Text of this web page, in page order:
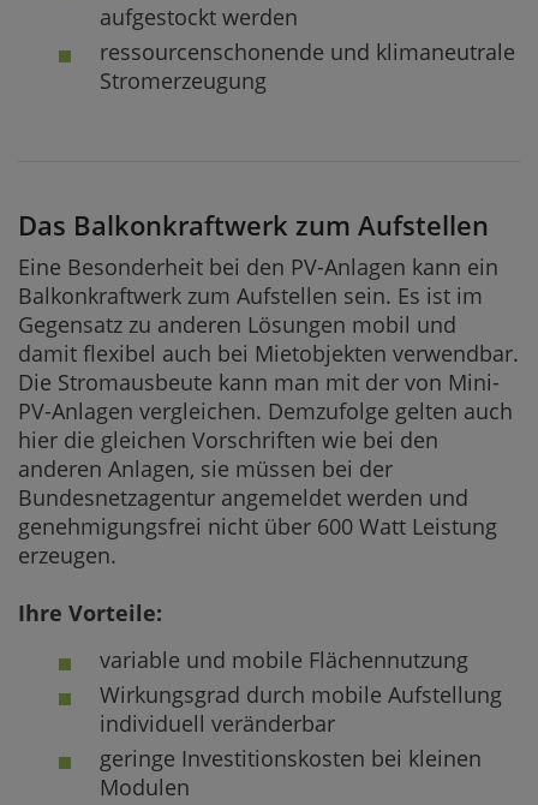
aufgestockt werden
ressourcenschonende und klimaneutrale
Stromerzeugung
Das Balkonkraftwerk zum Aufstellen
Eine Besonderheit bei den PV-Anlagen kann ein
Balkonkraftwerk zum Aufstellen sein. Es ist im
Gegensatz zu anderen Lösungen mobil und
damit flexibel auch bei Mietobjekten verwendbar.
Die Stromausbeute kann man mit der von Mini-
PV-Anlagen vergleichen. Demzufolge gelten auch
hier die gleichen Vorschriften wie bei den
anderen Anlagen, sie müssen bei der
Bundesnetzagentur angemeldet werden und
genehmigungsfrei nicht über 600 Watt Leistung
erzeugen.
Ihre Vorteile:
variable und mobile Flächennutzung
Wirkungsgrad durch mobile Aufstellung
individuell veränderbar
geringe Investitionskosten bei kleinen
Modulen